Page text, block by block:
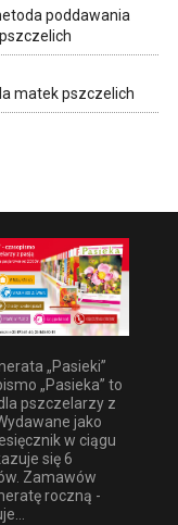
poddawania
matek pszczelich
„Pasieki”
„Pasieka” to
pszczelarzy z
jako
w ciągu
się 6
Zamawów
roczną -